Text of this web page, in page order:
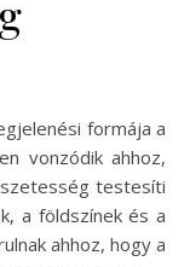
formája a
vonzódik ahhoz,
testesíti
a földszínek és a
ahhoz, hogy a